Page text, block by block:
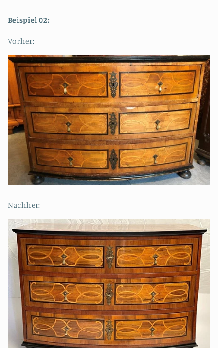
Beispiel 02:
Vorher:
Nachher: